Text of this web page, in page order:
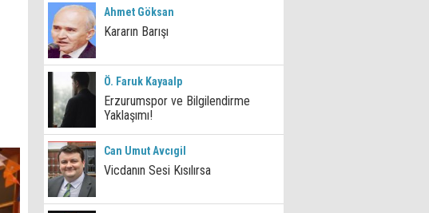
Ahmet Göksan
Kararın Barışı
Ö. Faruk Kayaalp
Erzurumspor ve Bilgilendirme
Yaklaşımı!
Can Umut Avcıgil
Vicdanın Sesi Kısılırsa